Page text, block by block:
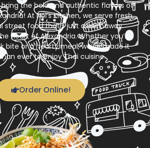
bring the bold and authentic flavors of
At Noi’s Kitchen, we serve fresh,
street food that’s just a click away.
heart of Alexandria. Whether you’re
bite or a hearty meal, we’ve made it
ever to enjoy Thai cuisine.
Order Online!